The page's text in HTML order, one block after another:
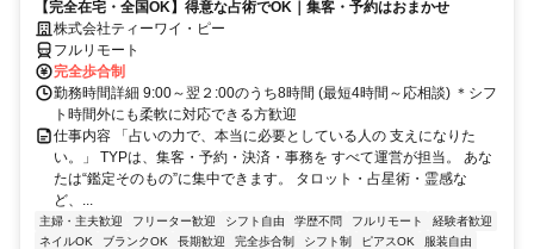
【完全在宅・全国OK】得意な占術でOK｜集客・予約はおまかせ
株式会社ティーワイ・ピー
フルリモート
完全歩合制
勤務時間詳細 9:00～翌２:00のうち8時間 (最短4時間～応相談) ＊シフ
ト時間外にも柔軟に対応できる方歓迎
仕事内容 「占いの力で、本当に必要としている人の 支えになりた
い。」 TYPは、集客・予約・決済・事務を すべて運営が担当。 あな
たは“鑑定そのもの”に集中できます。 タロット・占星術・霊感な
ど、...
主婦・主夫歓迎 フリーター歓迎 シフト自由 学歴不問 フルリモート
経験者歓迎
ネイルOK
ブランクOK 長期歓迎 完全歩合制 シフト制 ピアスOK
服装自由